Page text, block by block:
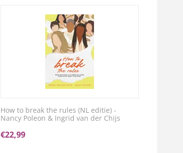
How to break the rules (NL editie) -
Nancy Poleon & Ingrid van der Chijs
€22,99